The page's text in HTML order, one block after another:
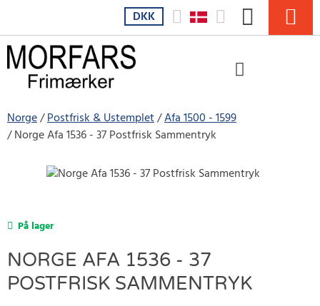
DKK
Norge Postfrisk & Ustemplet Afa 1500 - 1599
Norge Afa 1536 - 37 Postfrisk Sammentryk
På lager
NORGE AFA 1536 - 37
POSTFRISK SAMMENTRYK